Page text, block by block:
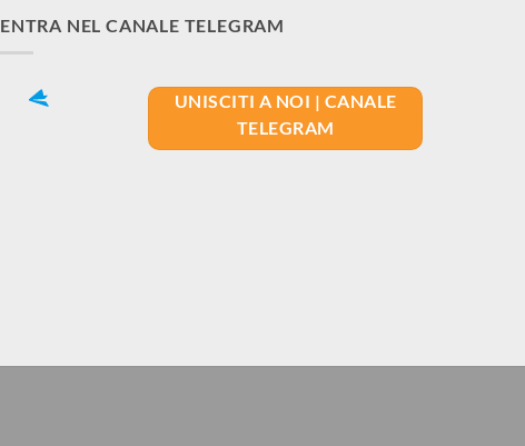
ENTRA NEL CANALE TELEGRAM
UNISCITI A NOI | CANALE
TELEGRAM